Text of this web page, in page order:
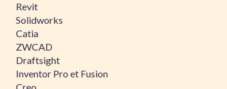
Revit
Solidworks
Catia
ZWCAD
Draftsight
Inventor Pro et Fusion